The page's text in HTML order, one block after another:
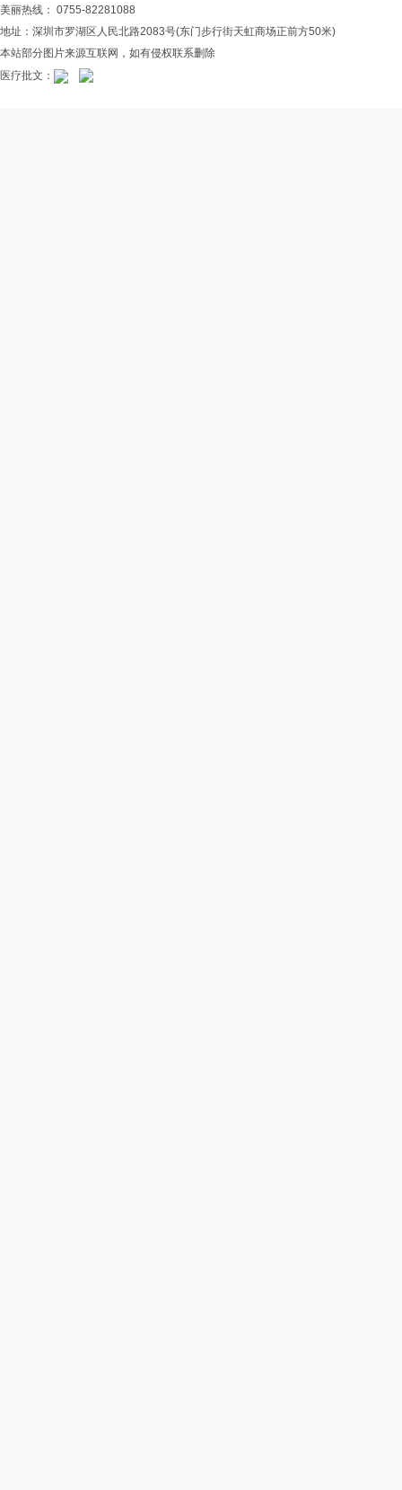
美丽热线： 0755-82281088
地址：深圳市罗湖区人民北路2083号(东门步行街天虹商场正前方50米)
本站部分图片来源互联网，如有侵权联系删除
医疗批文：